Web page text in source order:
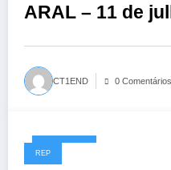
ARAL – 11 de
CT1END 0 Comentários
01/06/2026
REP